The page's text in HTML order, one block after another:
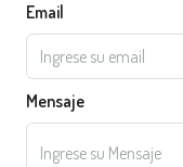
Email
Mensaje